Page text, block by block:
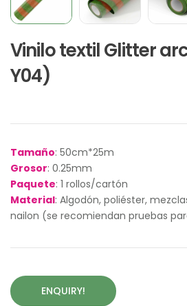
Vinilo textil Glitter
Y04)
Tamaño: 50cm*25m
Grosor: 0.25mm
Paquete: 1 rollos/cartón
Material: Algodón, poliéster,
nailon (se recomiendan pruebas
ENQUIRY!